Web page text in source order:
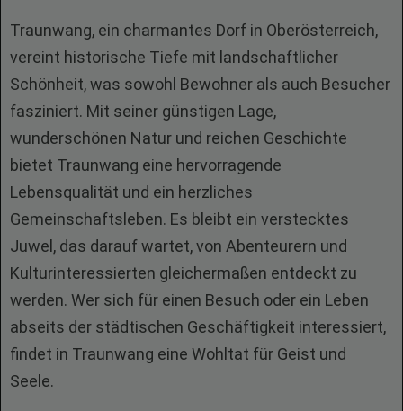
Traunwang, ein charmantes Dorf in Oberösterreich,
vereint historische Tiefe mit landschaftlicher
Schönheit, was sowohl Bewohner als auch Besucher
fasziniert. Mit seiner günstigen Lage,
wunderschönen Natur und reichen Geschichte
bietet Traunwang eine hervorragende
Lebensqualität und ein herzliches
Gemeinschaftsleben. Es bleibt ein verstecktes
Juwel, das darauf wartet, von Abenteurern und
Kulturinteressierten gleichermaßen entdeckt zu
werden. Wer sich für einen Besuch oder ein Leben
abseits der städtischen Geschäftigkeit interessiert,
findet in Traunwang eine Wohltat für Geist und
Seele.